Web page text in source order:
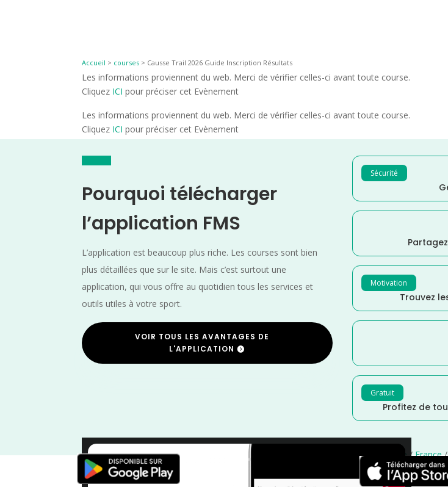
Accueil > courses > Causse Trail 2026 Guide Inscription Résultats
Les informations proviennent du web. Merci de vérifier celles-ci avant toute course.
Cliquez ICI pour préciser cet Evènement
Les informations proviennent du web. Merci de vérifier celles-ci avant toute course.
Cliquez ICI pour préciser cet Evènement
Pourquoi télécharger
l’application FMS
L’application est beaucoup plus riche. Les courses sont bien
plus détaillées que sur le site. Mais c’est surtout une
application, qui vous offre au quotidien tous les services et
outils utiles à votre sport.
VOIR TOUS LES AVANTAGES DE
L'APPLICATION
Sécurité
Motivation
Trouvez
Gratuit
Profitez de
×
Trail/Septembre Nouvelle Aquitaine Marche Nordique Marche/France